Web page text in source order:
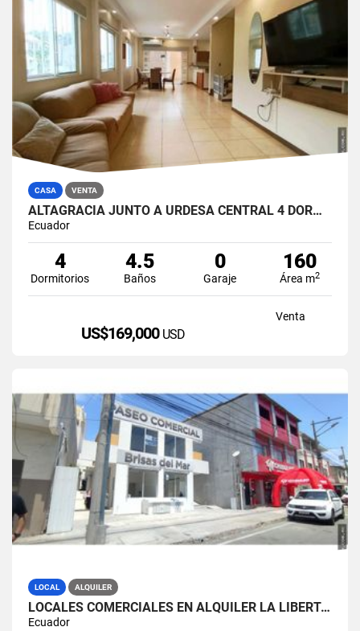
CASA VENTA
ALTAGRACIA JUNTO A URDESA CENTRAL 4 DORMITORIOS CASA EN VENTA
Ecuador
4
Dormitorios
4.5
Baños
0
Garaje
160
Área m2
Venta
US$169,000 USD
LOCAL ALQUILER
LOCALES COMERCIALES EN ALQUILER LA LIBERTAD AV. 9 OCTUBRE
Ecuador